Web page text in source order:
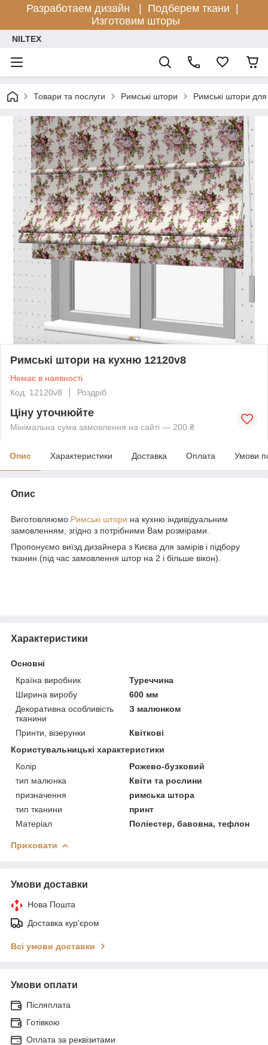
Разработаем дизайн |
Подберем ткани |
Изготовим шторы
NILTEX
Товари та послуги Римські штори Римські штори для
Римські штори на кухню 12120v8
Немає в наявності
Код: 12120v8
Роздріб
Ціну уточнюйте
Мінімальна сума замовлення на сайті — 200 ₴
Опис Характеристики Доставка Оплата Умови
Опис
Виготовляюмо Римські штори на кухню індивідуальним
замовленням, згідно з потрібними Вам розмірами.
Пропонуємо виїзд дизайнера з Києва для замірів і підбору
тканин (під час замовлення штор на 2 і більше вікон).
Характеристики
Основні
Країна виробник
Туреччина
Ширина виробу
600 мм
Декоративна особливість
тканини
З малюнком
Принти, візерунки
Квіткові
Користувальницькі характеристики
Колір
Рожево-бузковий
тип малюнка
Квіти та рослини
призначення
римська штора
тип тканини
принт
Матеріал
Поліестер, бавовна, тефлон
Приховати
Умови доставки
Нова Пошта
Доставка кур'єром
Всі умови доставки
Умови оплати
Післяплата
Готівкою
Оплата за реквізитами